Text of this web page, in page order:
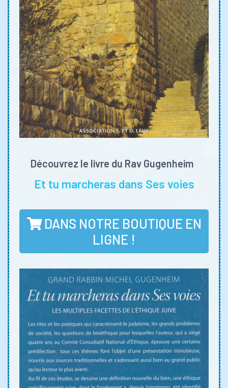
Découvrez le livre du Rav Gugenheim
Et tu marcheras dans Ses voies
DANS NOTRE BOUTIQUE EN
LIGNE !